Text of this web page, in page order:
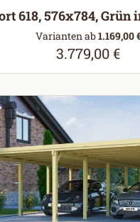
618, 576x784,
Varianten ab1.169,00
Regulärer
3.779,00 €